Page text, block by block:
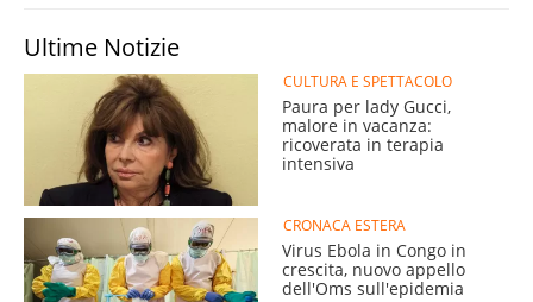
Ultime Notizie
CULTURA E SPETTACOLO
Paura per lady Gucci,
malore in vacanza:
ricoverata in terapia
intensiva
CRONACA ESTERA
Virus Ebola in Congo in
crescita, nuovo appello
dell'Oms sull'epidemia